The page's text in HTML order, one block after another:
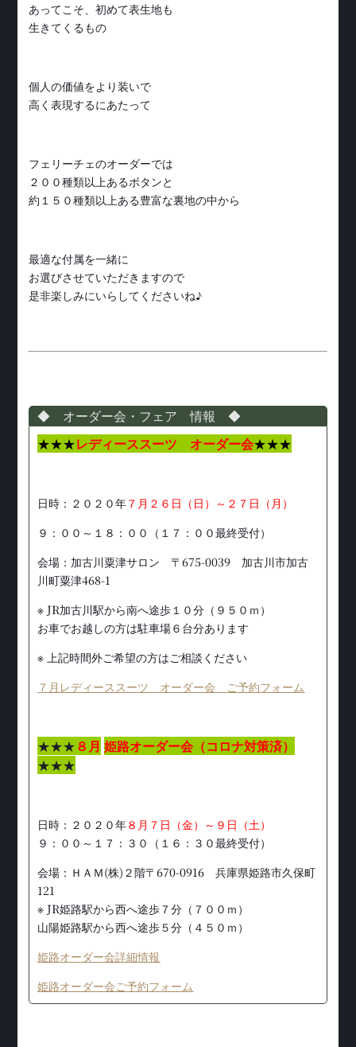
あってこそ、初めて表生地も
生きてくるもの
個人の価値をより装いで
高く表現するにあたって
フェリーチェのオーダーでは
２００種類以上あるボタンと
約１５０種類以上ある豊富な裏地の中から
最適な付属を一緒に
お選びさせていただきますので
是非楽しみにいらしてくださいね♪
◆ オーダー会・フェア 情報 ◆
★★★レディーススーツ オーダー会★★★
日時：２０２０年 ７月２６日（日）～２７日（月）
９：００～１８：００（１７：００最終受付）
会場：加古川粟津サロン 〒675-0039 加古川市加古
川町粟津468-1
※ JR加古川駅から南へ途歩１０分（９５０ｍ）
お車でお越しの方は駐車場６台分あります
※ 上記時間外ご希望の方はご相談ください
７月レディーススーツ オーダー会 ご予約フォーム
★★★８月 姫路オーダー会（コロナ対策済）
★★★
日時：２０２０年８月７日（金）～９日（土）
９：００～１７：３０（１６：３０最終受付）
会場：ＨＡＭ(株)２階〒670-0916 兵庫県姫路市久保町
121
※ JR姫路駅から西へ途歩７分（７００ｍ）
山陽姫路駅から西へ途歩５分（４５０ｍ）
姫路オーダー会詳細情報
姫路オーダー会ご予約フォーム